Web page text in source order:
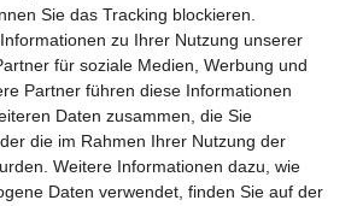
Sie das Tracking blockieren.
zu Ihrer Nutzung unserer
für soziale Medien, Werbung und
Partner führen diese Informationen
Daten zusammen, die Sie
die im Rahmen Ihrer Nutzung der
Weitere Informationen dazu, wie
Daten verwendet, finden Sie auf der